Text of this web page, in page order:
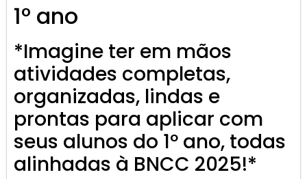
1º ano
*Imagine ter em mãos
atividades completas,
organizadas, lindas e
prontas para aplicar com
seus alunos do 1º ano, todas
alinhadas à BNCC 2025!*